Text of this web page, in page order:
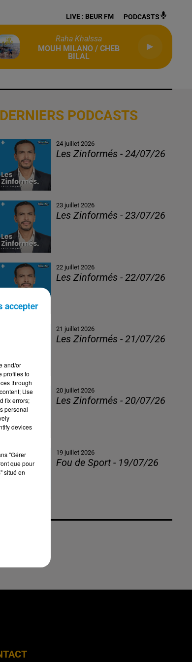
LIVE : BEUR FM PODCASTS
Raha Khalssa
MOUH MILANO / CHEB
BILAL
DERNIERS PODCASTS
24 juillet 2026
Les Zinformés - 24/07/26
23 juillet 2026
Les Zinformés - 23/07/26
22 juillet 2026
Les Zinformés - 22/07/26
21 juillet 2026
Les Zinformés - 21/07/26
20 juillet 2026
Les Zinformés - 20/07/26
19 juillet 2026
Fou de Sport - 19/07/26
and/or
profiles to
through
Use
fix errors;
personal
devices
"Gérer
que pour
situé en
accepter